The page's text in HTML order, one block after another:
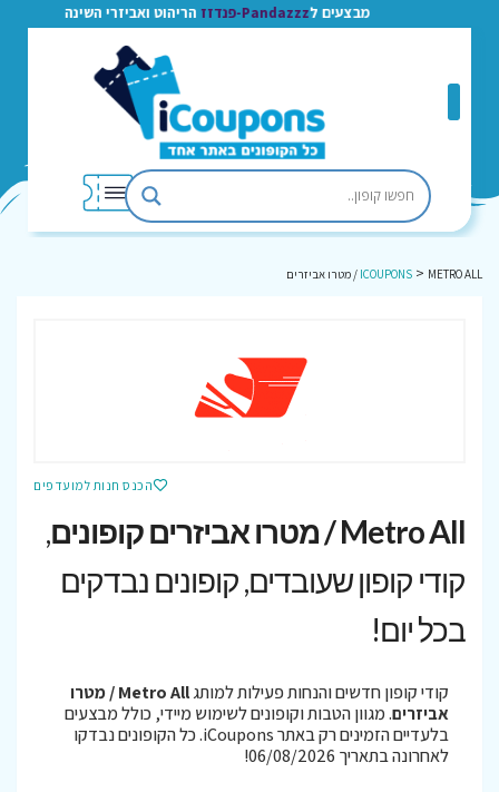
מבצעים לPandazzz-פנדזז הריהוט ואביזרי השינה
ICOUPONS > METRO ALL / מטרו אביזרים
הכנס חנות למועדפים
Metro All / מטרו אביזרים קופונים
,
קודי קופון שעובדים, קופונים נבדקים
בכל יום!
קודי קופון חדשים והנחות פעילות למותג
Metro All / מטרו
אביזרים. מגוון הטבות וקופונים לשימוש מיידי, כולל מבצעים
בלעדיים הזמינים רק באתר iCoupons. כל הקופונים נבדקו
לאחרונה בתאריך 06/08/2026!